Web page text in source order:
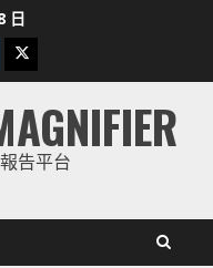
日
Twitter
告平台